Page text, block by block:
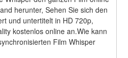
herunter, Sehen Sie sich den
und untertitelt in HD 720p,
kostenlos online an.Wie kann
Film Whisper